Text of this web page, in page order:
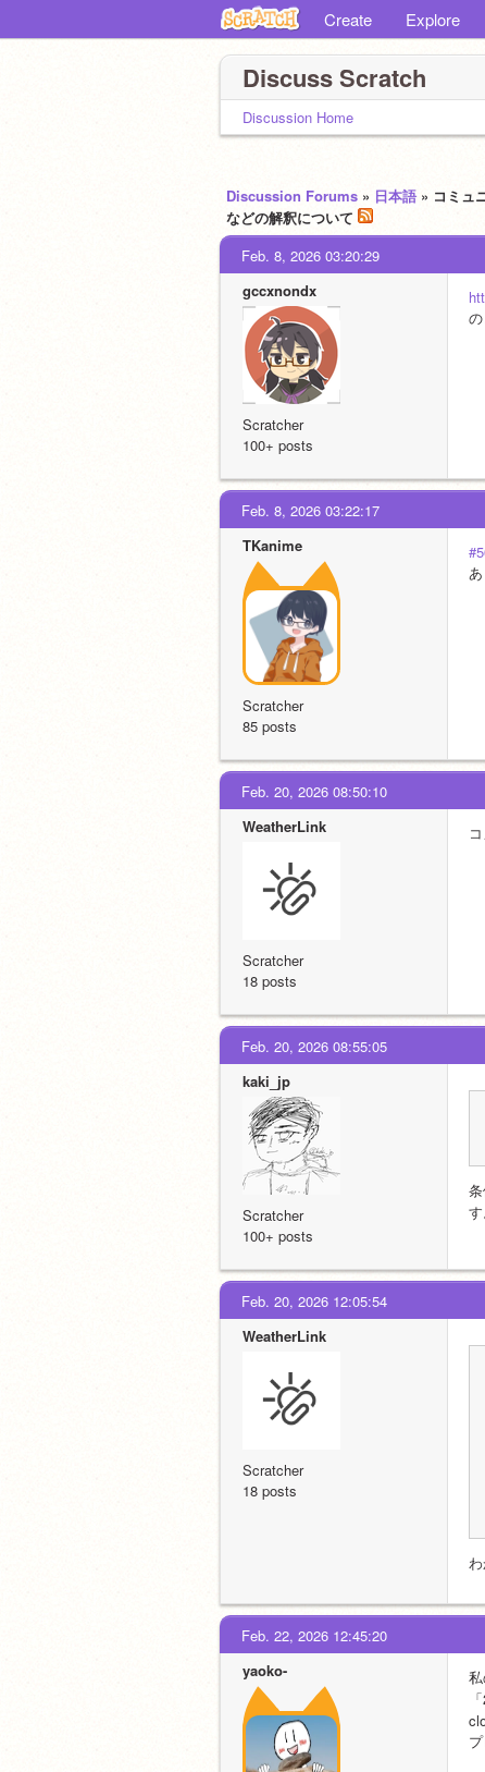
Create Explore
Discuss Scratch
Discussion Home
Discussion Forums » 日本語 » コミュ
などの解釈について
Feb. 8, 2026 03:20:29
gccxnondx
Scratcher
100+ posts
Feb. 8, 2026 03:22:17
TKanime
Scratcher
85 posts
Feb. 20, 2026 08:50:10
WeatherLink
Scratcher
18 posts
Feb. 20, 2026 08:55:05
kaki_jp
Scratcher
100+ posts
す
Feb. 20, 2026 12:05:54
WeatherLink
Scratcher
18 posts
Feb. 22, 2026 12:45:20
yaoko-